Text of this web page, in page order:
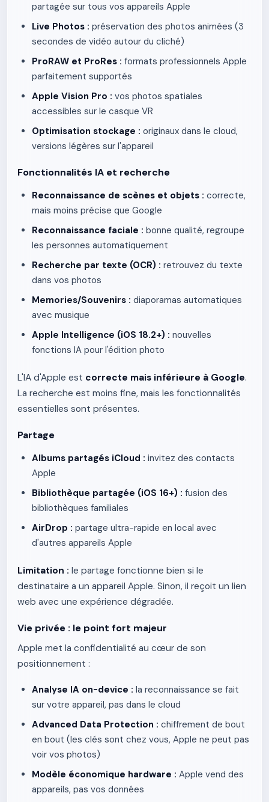
partagée sur tous vos appareils Apple
Live Photos : préservation des photos animées (3
secondes de vidéo autour du cliché)
ProRAW et ProRes : formats professionnels Apple
parfaitement supportés
Apple Vision Pro : vos photos spatiales
accessibles sur le casque VR
Optimisation stockage : originaux dans le cloud,
versions légères sur l'appareil
Fonctionnalités IA et recherche
Reconnaissance de scènes et objets : correcte,
mais moins précise que Google
Reconnaissance faciale : bonne qualité, regroupe
les personnes automatiquement
Recherche par texte (OCR) : retrouvez du texte
dans vos photos
Memories/Souvenirs : diaporamas automatiques
avec musique
Apple Intelligence (iOS 18.2+) : nouvelles
fonctions IA pour l'édition photo
L'IA d'Apple est correcte mais inférieure à Google.
La recherche est moins fine, mais les fonctionnalités
essentielles sont présentes.
Partage
Albums partagés iCloud : invitez des contacts
Apple
Bibliothèque partagée (iOS 16+) : fusion des
bibliothèques familiales
AirDrop : partage ultra-rapide en local avec
d'autres appareils Apple
Limitation : le partage fonctionne bien si le
destinataire a un appareil Apple. Sinon, il reçoit un lien
web avec une expérience dégradée.
Vie privée : le point fort majeur
Apple met la confidentialité au cœur de son
positionnement :
Analyse IA on-device : la reconnaissance se fait
sur votre appareil, pas dans le cloud
Advanced Data Protection : chiffrement de bout
en bout (les clés sont chez vous, Apple ne peut pas
voir vos photos)
Modèle économique hardware : Apple vend des
appareils, pas vos données